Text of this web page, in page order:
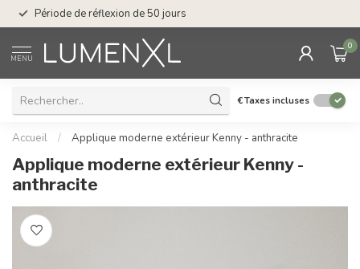
Période de réflexion de 50 jours
MENU
0
€Taxes incluses
Accueil / Applique moderne extérieur Kenny - anthracite
Applique moderne extérieur Kenny -
anthracite